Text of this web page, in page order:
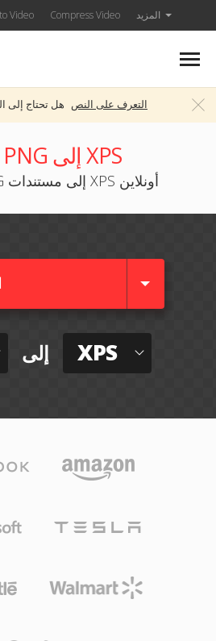
Video Compress Video المزيد
هل تحتاج إلى التعرف على النص
محوّل PNG إلى XPS
حوّل صور PNG إلى مستندات XPS أونلاين
إلى XPS